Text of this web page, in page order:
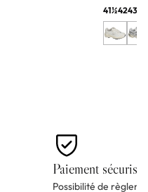
41½4243
Paiement sécurisé
Possibilité de